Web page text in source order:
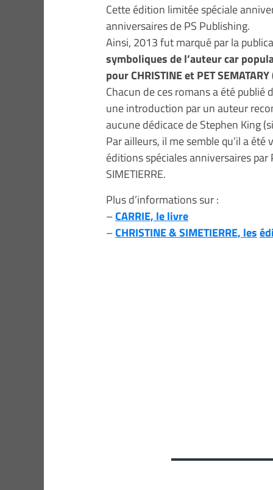
Cette édition limitée spéciale
anniversaires de PS Publishing.
Ainsi, 2013 fut marqué par la
symboliques de l’auteur car
pour CHRISTINE et PET
Chacun de ces romans a été
une introduction par un auteur
aucune dédicace de Stephen King
Par ailleurs, il me semble qu’il a
éditions spéciales anniversaires
SIMETIERRE.
Plus d’informations sur :
–CARRIE, le livre
–CHRISTINE & SIMETIERRE, les